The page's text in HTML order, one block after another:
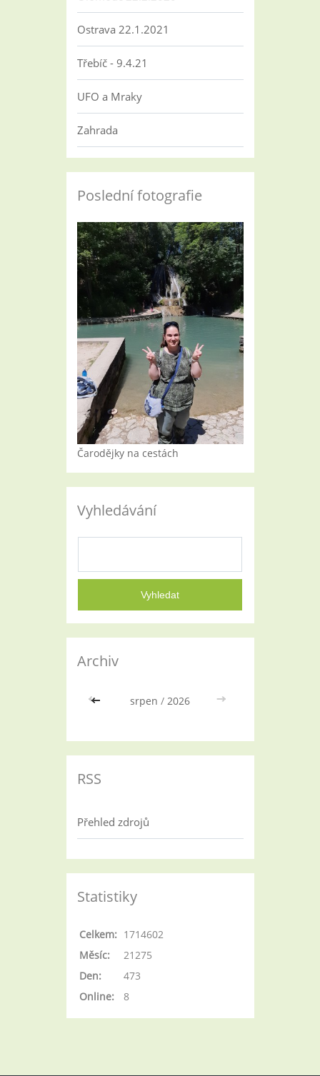
Ostrava 22.1.2021
Třebíč - 9.4.21
UFO a Mraky
Zahrada
Poslední fotografie
Čarodějky na cestách
Vyhledávání
Archiv
<< srpen / 2026 >>
RSS
Přehled zdrojů
Statistiky
Online: 8
Celkem: 1714602
Měsíc:
21275
Den:
473